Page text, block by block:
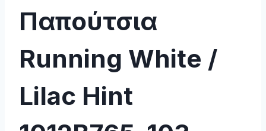
Παπούτσια
Running White /
Lilac Hint